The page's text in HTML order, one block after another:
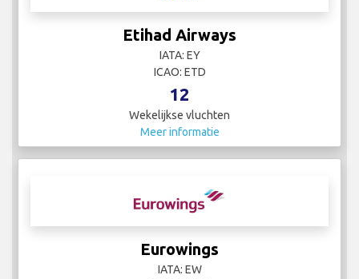
Etihad Airways
IATA: EY
ICAO: ETD
12
Wekelijkse vluchten
Meer informatie
Eurowings
IATA: EW